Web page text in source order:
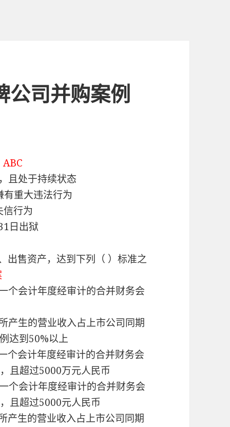
公司并购案例
ABC
且处于持续状态
重大违法行为
行为
日出狱
出售资产，达到下列（ ）标准之
个会计年度经审计的合并财务会
产生的营业收入占上市公司同期
达到50%以上
个会计年度经审计的合并财务会
且超过5000万元人民币
个会计年度经审计的合并财务会
且超过5000元人民币
产生的营业收入占上市公司同期